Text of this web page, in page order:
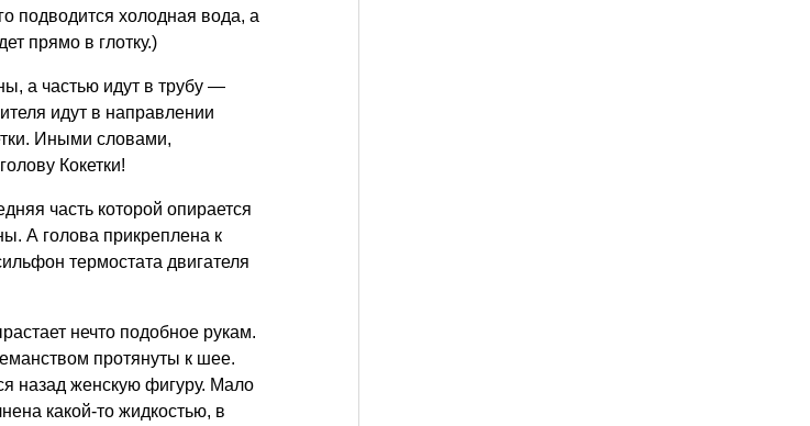
подводится холодная вода, а
прямо в глотку.)
а частью идут в трубу —
идут в направлении
Иными словами,
Кокетки!
часть которой опирается
А голова прикреплена к
термостата двигателя
нечто подобное рукам.
протянуты к шее.
назад женскую фигуру. Мало
какой-то жидкостью, в